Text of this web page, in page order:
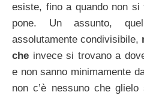
esiste, fino a quando non
pone. Un assunto,
assolutamente condivisibile,
che invece si trovano a
e non sanno minimamente
non c’è nessuno che